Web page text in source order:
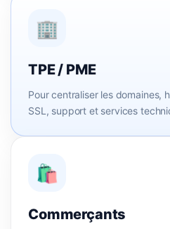
🏢
TPE / PME
Pour centraliser les domaines,
SSL, support et services
🛍️
Commerçants